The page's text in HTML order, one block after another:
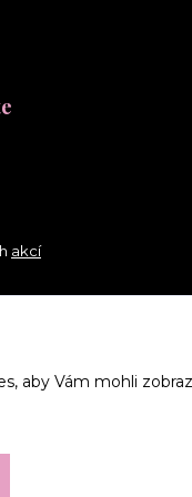
akcí
aby Vám mohli